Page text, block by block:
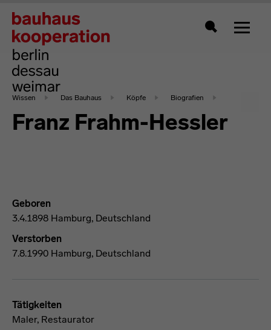
Zeigt
Wissen Das Bauhaus Köpfe Biografien
Franz Frahm-Hessler
Geboren
3.4.1898 Hamburg, Deutschland
Verstorben
7.8.1990 Hamburg, Deutschland
Tätigkeiten
Maler, Restaurator